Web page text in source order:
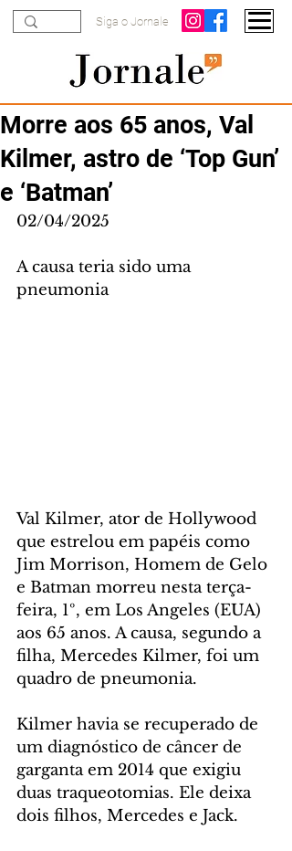
Siga o Jornale
Morre aos 65 anos, Val
Kilmer, astro de ‘Top Gun’
e ‘Batman’
02/04/2025
A causa teria sido uma
pneumonia
Val Kilmer, ator de Hollywood
que estrelou em papéis como
Jim Morrison, Homem de Gelo
e Batman morreu nesta terça-
feira, 1º, em Los Angeles (EUA)
aos 65 anos. A causa, segundo a
filha, Mercedes Kilmer, foi um
quadro de pneumonia.
Kilmer havia se recuperado de
um diagnóstico de câncer de
garganta em 2014 que exigiu
duas traqueotomias. Ele deixa
dois filhos, Mercedes e Jack.